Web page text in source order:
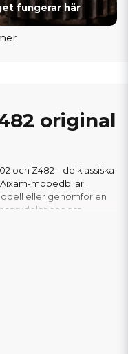
fungerar här
original
och Z482 – de klassiska
mopedbilar.
eller genomför en
hos oss.
erbjuda snabba
privatpersoner som
du tryggt, med